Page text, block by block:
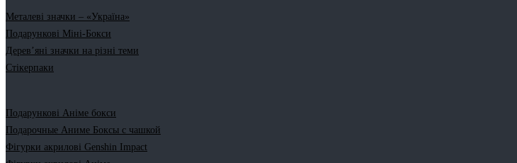
Металеві значки – «Україна»
Подарункові Міні-Бокси
Дерев’яні значки на різні теми
Стікерпаки
Подарункові Аніме бокси
Подарочные Аниме Боксы с чашкой
Фігурки акрилові Genshin Impact